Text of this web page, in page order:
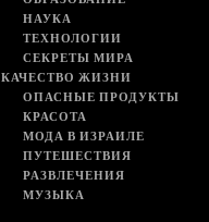
НАУКА
ТЕХНОЛОГИИ
СЕКРЕТЫ МИРА
КАЧЕСТВО ЖИЗНИ
ОПАСНЫЕ ПРОДУКТЫ
КРАСОТА
МОДА В ИЗРАИЛЕ
ПУТЕШЕСТВИЯ
РАЗВЛЕЧЕНИЯ
МУЗЫКА